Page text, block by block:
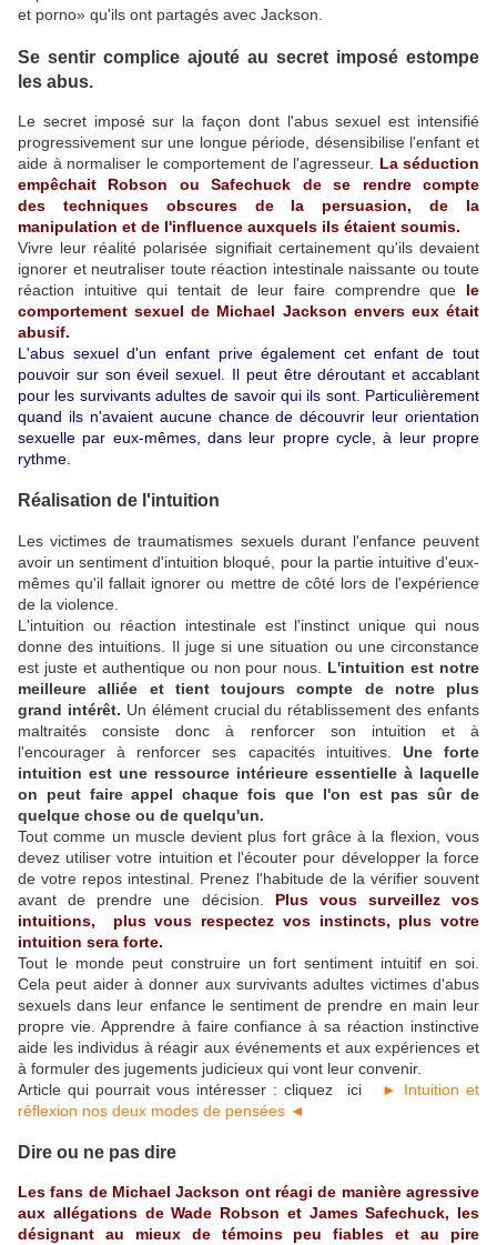
et porno» qu'ils ont partagés avec Jackson.
Se sentir complice ajouté au secret imposé estompe
les abus.
Le secret imposé sur la façon dont l'abus sexuel est intensifié
progressivement sur une longue période, désensibilise l'enfant et
aide à normaliser le comportement de l'agresseur. La séduction
empêchait Robson ou Safechuck de se rendre compte
des techniques obscures de la persuasion, de la
manipulation et de l'influence auxquels ils étaient soumis.
Vivre leur réalité polarisée signifiait certainement qu'ils devaient
ignorer et neutraliser toute réaction intestinale naissante ou toute
réaction intuitive qui tentait de leur faire comprendre que le
comportement sexuel de Michael Jackson envers eux était
abusif.
L'abus sexuel d'un enfant prive également cet enfant de tout
pouvoir sur son éveil sexuel. Il peut être déroutant et accablant
pour les survivants adultes de savoir qui ils sont. Particulièrement
quand ils n'avaient aucune chance de découvrir leur orientation
sexuelle par eux-mêmes, dans leur propre cycle, à leur propre
rythme.
Réalisation de l'intuition
Les victimes de traumatismes sexuels durant l'enfance peuvent
avoir un sentiment d'intuition bloqué, pour la partie intuitive d'eux-
mêmes qu'il fallait ignorer ou mettre de côté lors de l'expérience
de la violence.
L'intuition ou réaction intestinale est l'instinct unique qui nous
donne des intuitions. Il juge si une situation ou une circonstance
est juste et authentique ou non pour nous. L'intuition est notre
meilleure alliée et tient toujours compte de notre plus
grand intérêt. Un élément crucial du rétablissement des enfants
maltraités consiste donc à renforcer son intuition et à
l'encourager à renforcer ses capacités intuitives. Une forte
intuition est une ressource intérieure essentielle à laquelle
on peut faire appel chaque fois que l'on est pas sûr de
quelque chose ou de quelqu'un.
Tout comme un muscle devient plus fort grâce à la flexion, vous
devez utiliser votre intuition et l'écouter pour développer la force
de votre repos intestinal. Prenez l'habitude de la vérifier souvent
avant de prendre une décision. Plus vous surveillez vos
intuitions, plus vous respectez vos instincts, plus votre
intuition sera forte.
Tout le monde peut construire un fort sentiment intuitif en soi.
Cela peut aider à donner aux survivants adultes victimes d'abus
sexuels dans leur enfance le sentiment de prendre en main leur
propre vie. Apprendre à faire confiance à sa réaction instinctive
aide les individus à réagir aux événements et aux expériences et
à formuler des jugements judicieux qui vont leur convenir.
Article qui pourrait vous intéresser : cliquez ici
► Intuition et
réflexion nos deux modes de pensées ◄
Dire ou ne pas dire
Les fans de Michael Jackson ont réagi de manière agressive
aux allégations de Wade Robson et James Safechuck, les
désignant au mieux de témoins peu fiables et au pire